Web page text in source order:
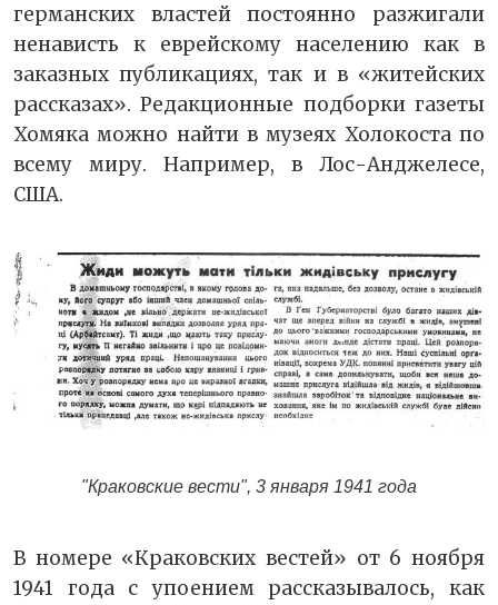
германских властей постоянно разжигали
ненависть к еврейскому населению как в
заказных публикациях, так и в «житейских
рассказах». Редакционные подборки газеты
Хомяка можно найти в музеях Холокоста по
всему миру. Например, в Лос-Анджелесе,
США.
"Краковские вести", 3 января 1941 года
В номере «Краковских вестей» от 6 ноября
1941 года с упоением рассказывалось, как